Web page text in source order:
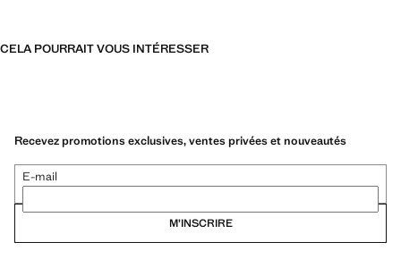
CELA POURRAIT VOUS INTÉRESSER
Recevez promotions exclusives, ventes privées et nouveautés
E-mail
M’INSCRIRE